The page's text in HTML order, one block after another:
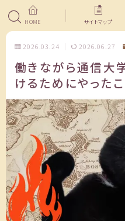
HOME サイトマップ
2026.03.24 2026.06.27
働きながら通信大
けるためにやった